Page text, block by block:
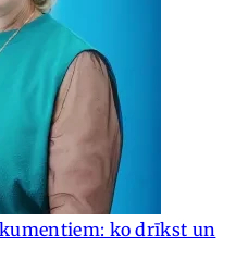
ko drīkst un